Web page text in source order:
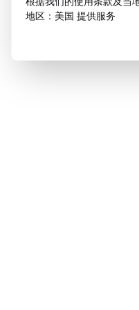
地区：美国 提供服务